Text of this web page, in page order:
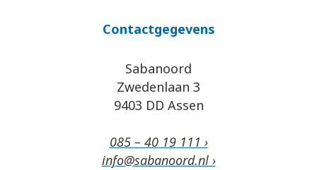
Contactgegevens
Sabanoord
Zwedenlaan 3
9403 DD Assen
085 – 40 19 111 ›
info@sabanoord.nl ›